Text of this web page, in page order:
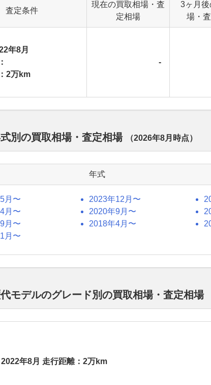
査定条件
現在の買取相場・査
定相場
3ヶ月
場・
年8月
2万km
-
別の買取相場・査定相場 （2026年8月 時点）
年式
月〜 2023年12月〜
月〜
2020年9月〜
月〜
2018年4月〜
月〜
モデルのグレード別の買取相場・査定相場
2022年8月 走行距離：2万km